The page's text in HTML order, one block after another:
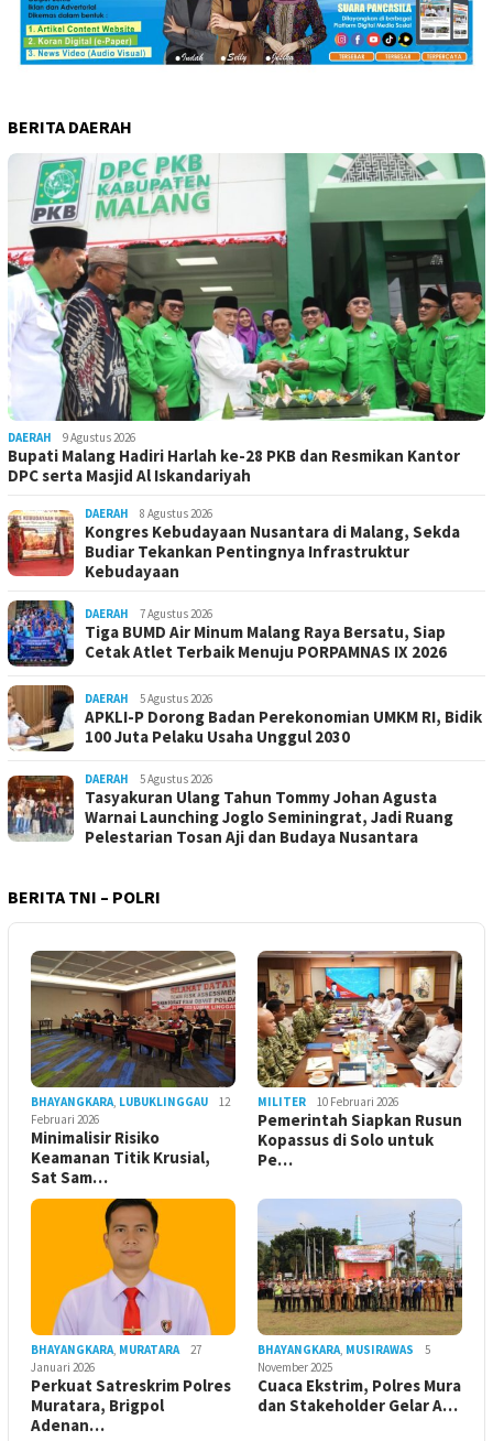
BERITA DAERAH
DAERAH 9 Agustus 2026
Bupati Malang Hadiri Harlah ke-28 PKB dan Resmikan Kantor
DPC serta Masjid Al Iskandariyah
DAERAH 8 Agustus 2026
Kongres Kebudayaan Nusantara di Malang, Sekda
Budiar Tekankan Pentingnya Infrastruktur
Kebudayaan
DAERAH 7 Agustus 2026
Tiga BUMD Air Minum Malang Raya Bersatu, Siap
Cetak Atlet Terbaik Menuju PORPAMNAS IX 2026
DAERAH 5 Agustus 2026
APKLI-P Dorong Badan Perekonomian UMKM RI, Bidik
100 Juta Pelaku Usaha Unggul 2030
DAERAH 5 Agustus 2026
Tasyakuran Ulang Tahun Tommy Johan Agusta
Warnai Launching Joglo Seminingrat, Jadi Ruang
Pelestarian Tosan Aji dan Budaya Nusantara
BERITA TNI – POLRI
BHAYANGKARA, LUBUKLINGGAU
12
Februari 2026
Minimalisir Risiko
Keamanan Titik Krusial,
Sat Sam…
MILITER 10 Februari 2026
Pemerintah Siapkan Rusun
Kopassus di Solo untuk
Pe…
BHAYANGKARA, MURATARA
27
Januari 2026
Perkuat Satreskrim Polres
Muratara, Brigpol
Adenan…
BHAYANGKARA, MUSIRAWAS
5
November 2025
Cuaca Ekstrim, Polres Mura
dan Stakeholder Gelar A…